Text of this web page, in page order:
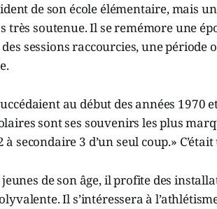
de son école élémentaire, mais
très soutenue. Il se remémore une
des sessions raccourcies, une
au début des années 1970
sont ses souvenirs les plus
à secondaire 3 d’un seul coup.»
de son âge, il profite des
Il s’intéressera à